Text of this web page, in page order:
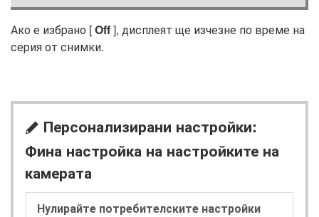
Ако е избрано [Off], дисплеят ще изчезне по време на
серия от снимки.
A Персонализирани настройки:
Фина настройка на настройките на
камерата
Нулирайте потребителските настройки